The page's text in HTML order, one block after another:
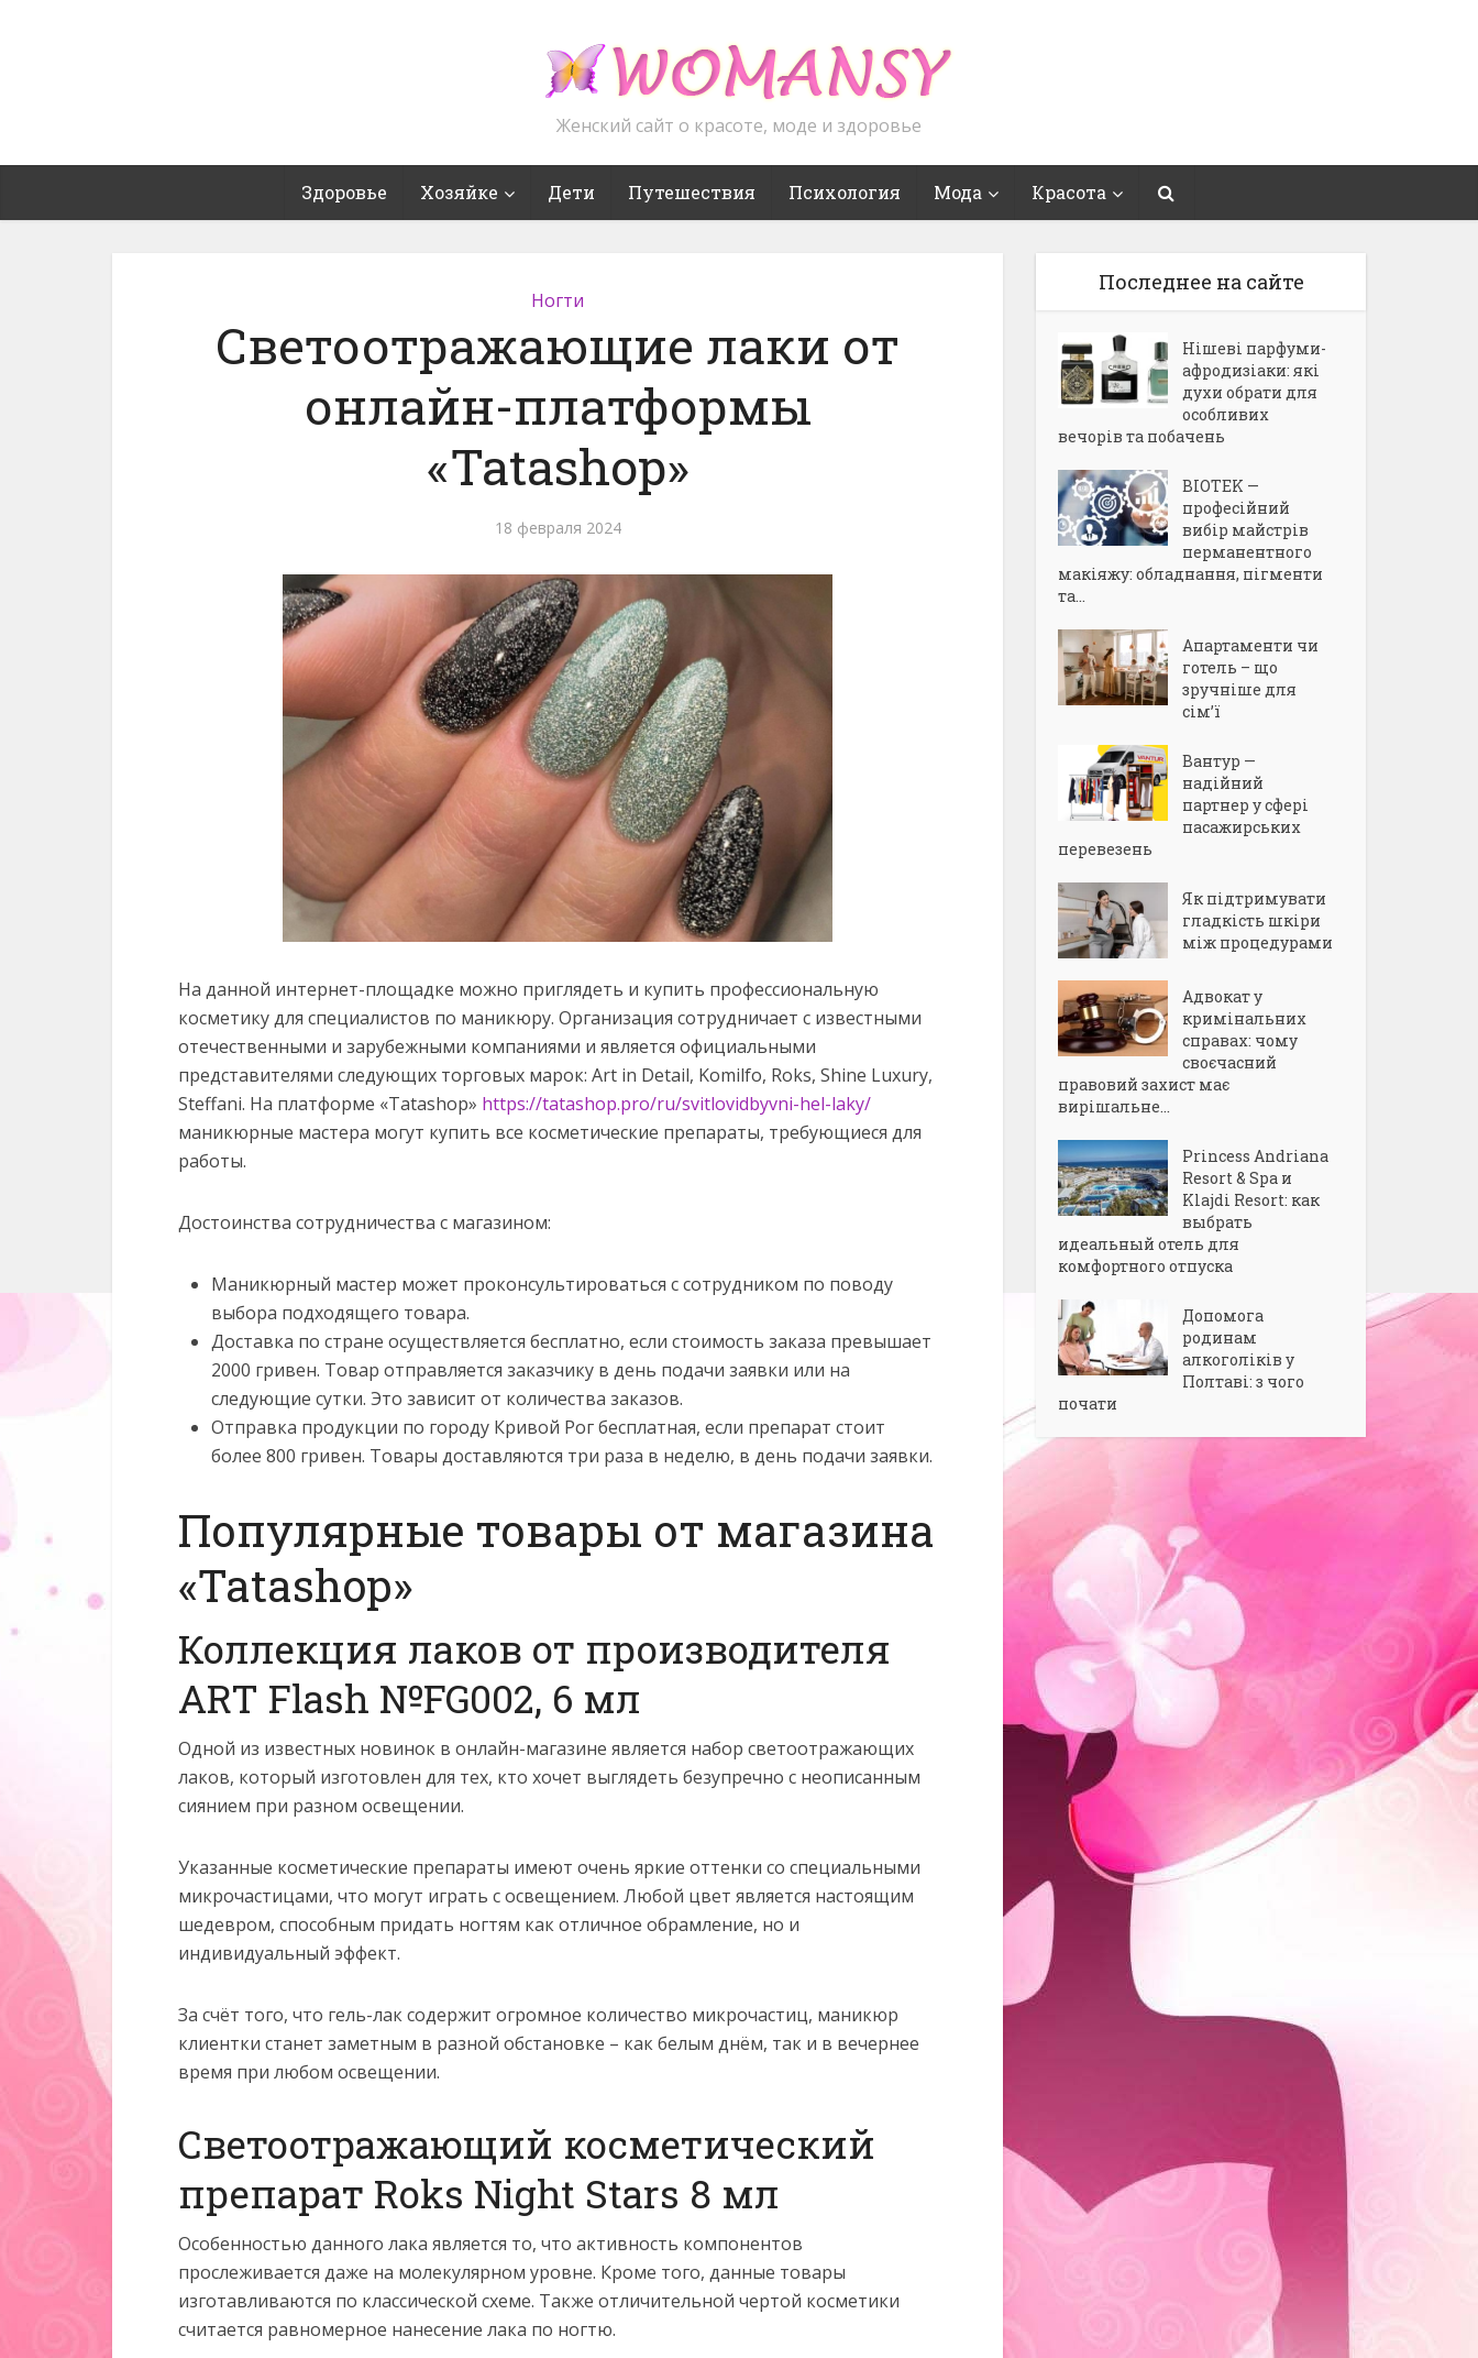
Женский сайт о красоте, моде и здоровье
Здоровье Хозяйке Дети Путешествия Психология Мода Красота
Ногти
Светоотражающие лаки от
онлайн-платформы
«Tatashop»
18 февраля 2024
На данной интернет-площадке можно приглядеть и купить профессиональную
косметику для специалистов по маникюру. Организация сотрудничает с известными
отечественными и зарубежными компаниями и является официальными
представителями следующих торговых марок: Art in Detail, Komilfo, Roks, Shine Luxury,
Steffani. На платформе «Tatashop» https://tatashop.pro/ru/svitlovidbyvni-hel-laky/
маникюрные мастера могут купить все косметические препараты, требующиеся для
работы.
Достоинства сотрудничества с магазином:
Маникюрный мастер может проконсультироваться с сотрудником по поводу
выбора подходящего товара.
Доставка по стране осуществляется бесплатно, если стоимость заказа превышает
2000 гривен. Товар отправляется заказчику в день подачи заявки или на
следующие сутки. Это зависит от количества заказов.
Отправка продукции по городу Кривой Рог бесплатная, если препарат стоит
более 800 гривен. Товары доставляются три раза в неделю, в день подачи заявки.
Популярные товары от магазина
«Tatashop»
Коллекция лаков от производителя
ART Flash №FG002, 6 мл
Одной из известных новинок в онлайн-магазине является набор светоотражающих
лаков, который изготовлен для тех, кто хочет выглядеть безупречно с неописанным
сиянием при разном освещении.
Указанные косметические препараты имеют очень яркие оттенки со специальными
микрочастицами, что могут играть с освещением. Любой цвет является настоящим
шедевром, способным придать ногтям как отличное обрамление, но и
индивидуальный эффект.
За счёт того, что гель-лак содержит огромное количество микрочастиц, маникюр
клиентки станет заметным в разной обстановке – как белым днём, так и в вечернее
время при любом освещении.
Светоотражающий косметический
препарат Roks Night Stars 8 мл
Особенностью данного лака является то, что активность компонентов
прослеживается даже на молекулярном уровне. Кроме того, данные товары
изготавливаются по классической схеме. Также отличительной чертой косметики
считается равномерное нанесение лака по ногтю.
Последнее на сайте
Нішеві парфуми-
афродизіаки: які
духи обрати для
особливих
вечорів та побачень
BIOTEK —
професійний
вибір майстрів
перманентного
макіяжу: обладнання, пігменти
та...
Апартаменти чи
готель – що
зручніше для
сім’ї
Вантур —
надійний
партнер у сфері
пасажирських
перевезень
Як підтримувати
гладкість шкіри
між процедурами
Адвокат у
кримінальних
справах: чому
своєчасний
правовий захист має
вирішальне...
Princess Andriana
Resort & Spa и
Klajdi Resort: как
выбрать
идеальный отель для
комфортного отпуска
Допомога
родинам
алкоголіків у
Полтаві: з чого
почати